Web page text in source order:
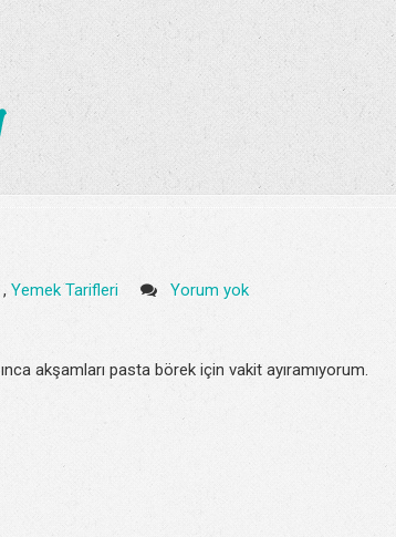
, Yemek Tarifleri Yorum yok
akşamları pasta börek için vakit ayıramıyorum.